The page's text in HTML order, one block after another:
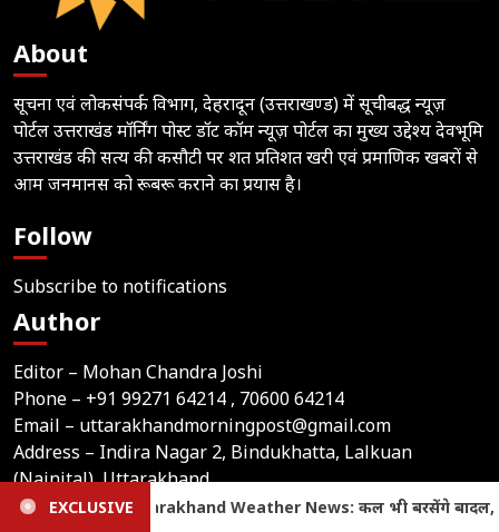
About
सूचना एवं लोकसंपर्क विभाग, देहरादून (उत्तराखण्ड) में सूचीबद्ध न्यूज़
पोर्टल उत्तराखंड मॉर्निंग पोस्ट डॉट कॉम न्यूज़ पोर्टल का मुख्य उद्देश्य देवभूमि
उत्तराखंड की सत्य की कसौटी पर शत प्रतिशत खरी एवं प्रमाणिक खबरों से
आम जनमानस को रूबरू कराने का प्रयास है।
Follow
Subscribe to notifications
Author
Editor – Mohan Chandra Joshi
Phone – +91 99271 64214 , 70600 64214
Email – uttarakhandmorningpost@gmail.com
Address – Indira Nagar 2, Bindukhatta, Lalkuan
(Nainital), Uttarakhand
EXCLUSIVE
कल भी बरसेंगे बादल, येलो अलर्ट; इस जिले में स्कूलों में अवकाश घोषित